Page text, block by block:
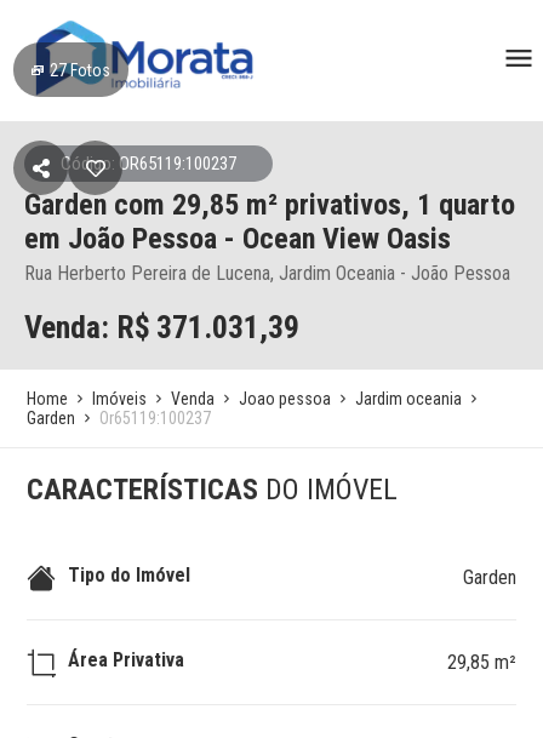
27Fotos
Código: OR65119:100237
Garden com 29,85 m² privativos, 1 quarto
em João Pessoa - Ocean View Oasis
Rua Herberto Pereira de Lucena, Jardim Oceania - João Pessoa
Venda: R$ 371.031,39
Home Imóveis Venda Joao pessoa
Jardim oceania
Garden
Or65119:100237
CARACTERÍSTICAS DO IMÓVEL
Tipo do Imóvel Garden
Área Privativa 29,85 m²